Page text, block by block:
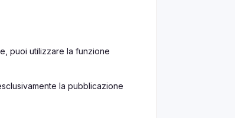
puoi utilizzare la funzione
la pubblicazione